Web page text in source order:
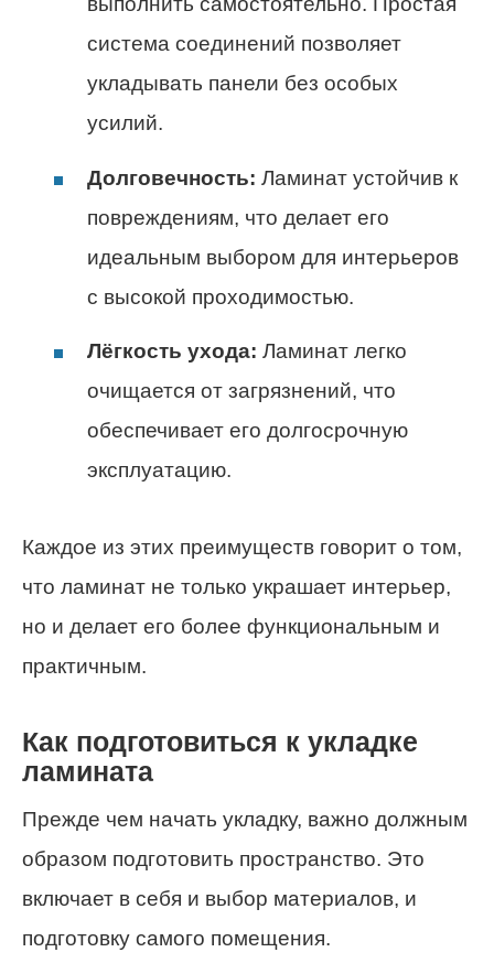
система соединений позволяет
укладывать панели без особых
усилий.
Долговечность: Ламинат устойчив к
повреждениям, что делает его
идеальным выбором для интерьеров
с высокой проходимостью.
Лёгкость ухода: Ламинат легко
очищается от загрязнений, что
обеспечивает его долгосрочную
эксплуатацию.
Каждое из этих преимуществ говорит о том,
что ламинат не только украшает интерьер,
но и делает его более функциональным и
практичным.
Как подготовиться к укладке
ламината
Прежде чем начать укладку, важно должным
образом подготовить пространство. Это
включает в себя и выбор материалов, и
подготовку самого помещения.